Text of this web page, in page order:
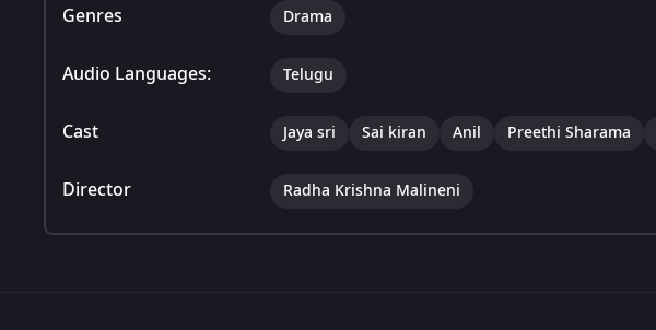
Genres Drama
Audio Languages: Telugu
Cast Jaya sri Sai kiran Anil Preethi Sharama
Director Radha Krishna Malineni